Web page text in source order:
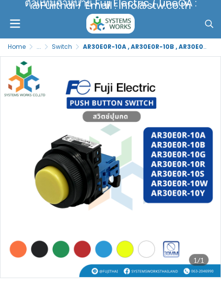
ตัวแทนจำหน่าย Fuji Electric / LineOA :
@Fujithai / Email : info@stw.co.th
Home ... Switch AR30E0R-10A , AR30E0R-10B , AR30E0R-10G , AR30E0R-10R , AR30E0R-10S , AR30E0R-10W , AR30E0R-10Y
1/1